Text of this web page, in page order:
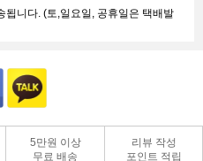
됩니다. (토,일요일, 공휴일은 택배발
5만원 이상
무료 배송
리뷰 작성
포인트 적립